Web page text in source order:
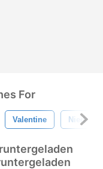
For
Valentine Niedlich